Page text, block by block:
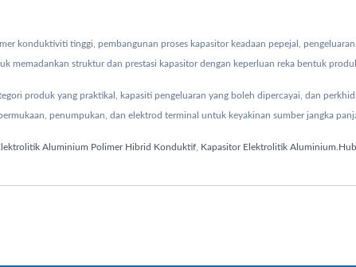
konduktiviti tinggi, pembangunan proses kapasitor keadaan pepejal,
memadankan struktur dan prestasi kapasitor dengan keperluan reka bentuk
produk yang praktikal, kapasiti pengeluaran yang boleh dipercayai, dan
penumpukan, dan elektrod terminal untuk keyakinan sumber jangka
Aluminium Polimer Hibrid Konduktif Kapasitor Elektrolitik Aluminium